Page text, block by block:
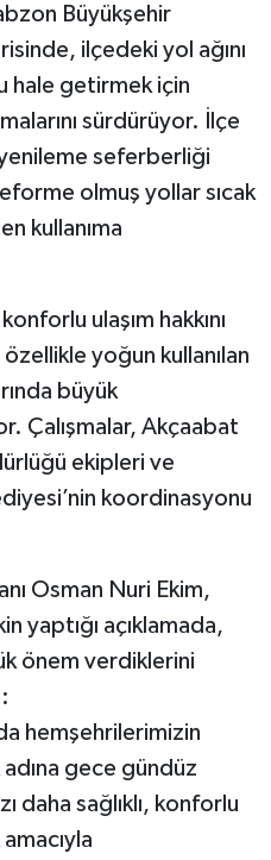
Büyükşehir
ilçedeki yol ağını
hale getirmek için
sürdürüyor. İlçe
seferberliği
olmuş yollar sıcak
kullanıma
ulaşım hakkını
yoğun kullanılan
büyük
Çalışmalar, Akçaabat
ekipleri ve
koordinasyonu
Osman Nuri Ekim,
yaptığı açıklamada,
önem verdiklerini
hemşehrilerimizin
gece gündüz
daha sağlıklı, konforlu